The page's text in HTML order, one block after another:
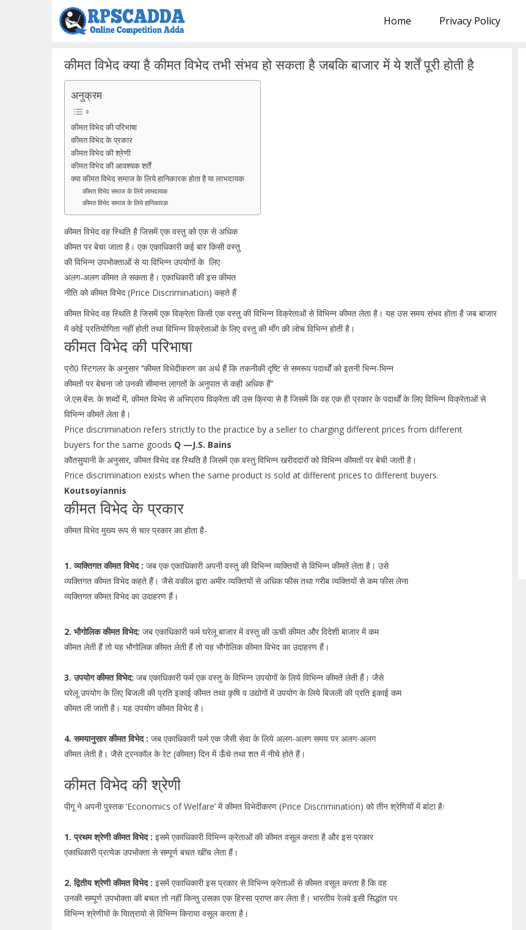
Home Privacy Policy
कीमत विभेद क्या है कीमत विभेद तभी संभव हो सकता है जबकि बाजार में ये शर्तें पूरी होती है
अनुक्रम
कीमत विभेद की परिभाषा
कीमत विभेद के प्रकार
कीमत विभेद की श्रेणी
कीमत विभेद की आवश्यक शर्तें
क्या कीमत विभेद समाज के लिये हानिकारक होता है या लाभदायक
कीमत विभेद समाज के लिये लाभदायक
कीमत विभेद समाज के लिये हानिकारक
कीमत विभेद वह स्थिति है जिसमें एक वस्तु को एक से अधिक
कीमत पर बेचा जाता है। एक एकाधिकारी कई बार किसी वस्तु
की विभिन्न उपभोक्ताओं से या विभिन्न उपयोगों के लिए
अलग-अलग कीमत ले सकता है। एकाधिकारी की इस कीमत
नीति को कीमत विभेद (Price Discrimination) कहते हैं
कीमत विभेद वह स्थिति है जिसमें एक विक्रेता किसी एक वस्तु की विभिन्न विक्रेताओं से विभिन्न कीमत लेता है। यह उस समय संभव होता है जब बाजार
में कोई प्रतियोगिता नहीं होती तथा विभिन्न विक्रेताओं के लिए वस्तु की माँग की लोच विभिन्न होती है।
कीमत विभेद की परिभाषा
प्रो0 स्टिगलर के अनुसार ‘‘कीमत विभेदीकरण का अर्थ हैं कि तकनीकी दृष्टि से समरूप पदार्थों को इतनी भिन्न-भिन्न
कीमतों पर बेचना जो उनकी सीमान्त लागतों के अनुपात से कही अधिक हैं’’
जे.एस.बेंस. के शब्दों में, कीमत विभेद से अभिप्राय विक्रेता की उस क्रिया से है जिसमें कि वह एक ही प्रकार के पदार्थों के लिए विभिन्न विक्रेताओं से
विभिन्न कीमतें लेता है।
Price discrimination refers strictly to the practice by a seller to charging different prices from different
buyers for the same goods Q —J.S. Bains
कौतसुयानी के अनुसार, कीमत विभेद वह स्थिति है जिसमें एक वस्तु विभिन्न खरीददारों को विभिन्न कीमतों पर बेची जाती है।
Price discrimination exists when the same product is sold at different prices to different buyers.
Koutsoyiannis
कीमत विभेद के प्रकार
कीमत विभेद मुख्य रूप से चार प्रकार का होता है-
1. व्यक्तिगत कीमत विभेद : जब एक एकाधिकारी अपनी वस्तु की विभिन्न व्यक्तियों से विभिन्न कीमतें लेता है। उसे
व्यक्तिगत कीमत विभेद कहते हैं। जैसे वकील द्वारा अमीर व्यक्तियों से अधिक फीस तथा गरीब व्यक्तियों से कम फीस लेना
व्यक्तिगत कीमत विभेद का उदाहरण हैं।
2. भौगोलिक कीमत विभेद: जब एकाधिकारी फर्म घरेलू बाजार में वस्तु की ऊची कीमत और विदेशी बाजार में कम
कीमत लेती हैं तो यह भौगोलिक कीमत लेती हैं तो यह भौगोलिक कीमत विभेद का उदाहरण हैं।
3. उपयोग कीमत विभेद: जब एकाधिकारी फर्म एक वस्तु के विभिन्न उपयोगों के लिये विभिन्न कीमतें लेती हैं। जैसे
घरेलू उपयोग के लिए बिजली की प्रति इकाई कीमत तथा कृषि व उद्योगों में उपयोग के लिये बिजली की प्रति इकाई कम
कीमत ली जाती है। यह उपयोग कीमत विभेद है।
4. समयानुसार कीमत विभेद : जब एकाधिकारी फर्म एक जैसी सेवा के लिये अलग-अलग समय पर अलग-अलग
कीमत लेती है। जैसे ट्रनकॉल के रेट (कीमत) दिन में ऊँचे तथा शत में नीचे होते हैं।
कीमत विभेद की श्रेणी
पीगू ने अपनी पुस्तक ‘Economics of Welfare’ में कीमत विभेदीकरण (Price Discrimination) को तीन श्रेणियों में बांटा हैः
1. प्रथम श्रेणी कीमत विभेद : इसमे एकाधिकारी विभिन्न क्रेताओं की कीमत वसूल करता है और इस प्रकार
एकाधिकारी प्रत्येक उपभोक्ता से सम्पूर्ण बचत खींच लेता हैं।
2. द्वितीय श्रेणी कीमत विभेद : इसमें एकाधिकारी इस प्रकार से विभिन्न क्रेताओं से कीमत वसूल करता है कि वह
उनकी सम्पूर्ण उपभोक्ता की बचत तो नहीं किन्तु उसका एक हिस्सा प्राप्त कर लेता है। भारतीय रेलवे इसी सिद्धांत पर
विभिन्न श्रेणीयों के याित्रायो से विभिन्न किराया वसूल करता है।